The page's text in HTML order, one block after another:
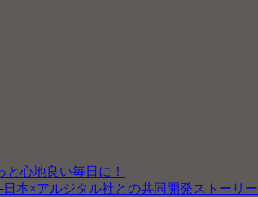
心地良い毎日に！
本×アルジタル社との共同開発ストーリー